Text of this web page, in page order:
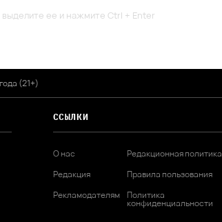
ее и нажмите Ctrl + Enter
(21+)
ССЫЛКИ
О нас
Редакция
Рекламодателям
Редакционная политика
Правила пользования
Политика
конфиденциальности